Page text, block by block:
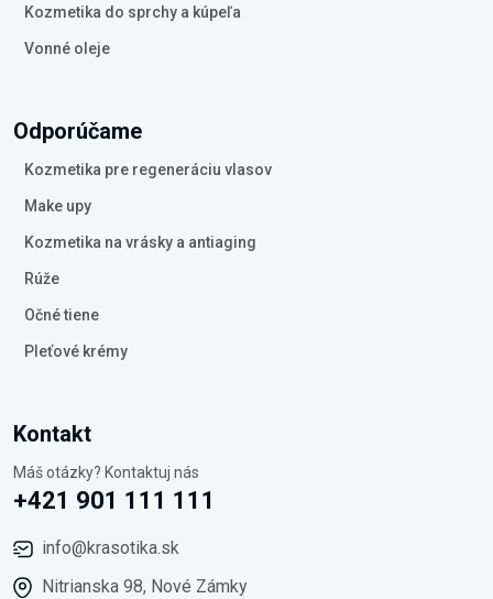
Kozmetika do sprchy a kúpeľa
Vonné oleje
Odporúčame
Kozmetika pre regeneráciu vlasov
Make upy
Kozmetika na vrásky a antiaging
Rúže
Očné tiene
Pleťové krémy
Kontakt
Máš otázky? Kontaktuj nás
+421 901 111 111
info@krasotika.sk
Nitrianska 98, Nové Zámky